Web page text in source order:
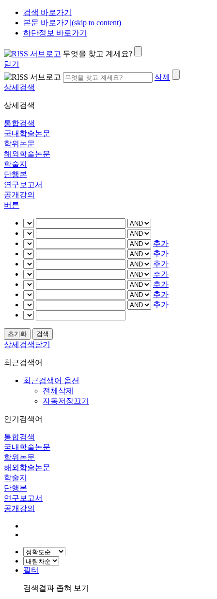
검색 바로가기
본문 바로가기(skip to content)
하단정보 바로가기
무엇을 찾고 계세요?
닫기
삭제
상세검색
상세검색
통합검색
국내학술논문
학위논문
해외학술논문
학술지
단행본
연구보고서
공개강의
버튼
추가
추가
추가
추가
추가
추가
추가
상세검색닫기
최근검색어
최근검색어 옵션
전체삭제
자동저장끄기
인기검색어
통합검색
국내학술논문
학위논문
해외학술논문
학술지
단행본
연구보고서
공개강의
필터
검색결과 좁혀 보기